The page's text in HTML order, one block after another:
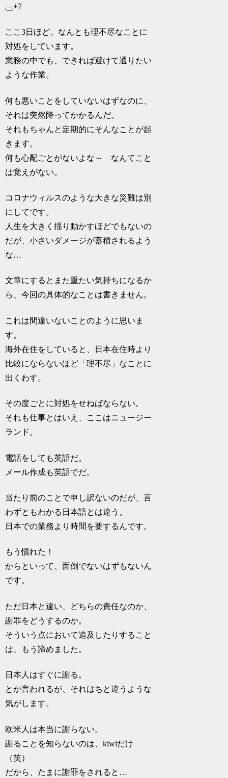
+7
ここ3日ほど、なんとも理不尽なことに
対処をしています。
業務の中でも、できれば避けて通りたい
ような作業。
何も悪いことをしていないはずなのに、
それは突然降ってかかるんだ。
それもちゃんと定期的にそんなことが起
きます。
何も心配ごとがないよな～ なんてこと
は覚えがない。
コロナウィルスのような大きな災難は別
にしてです。
人生を大きく揺り動かすほどでもないの
だが、小さいダメージが蓄積されるよう
な…
文章にするとまた重たい気持ちになるか
ら、今回の具体的なことは書きません。
これは間違いないことのように思いま
す。
海外在住をしていると、日本在住時より
比較にならないほど「理不尽」なことに
出くわす。
その度ごとに対処をせねばならない。
それも仕事とはいえ、ここはニュージー
ランド。
電話をしても英語だ。
メール作成も英語でだ。
当たり前のことで申し訳ないのだが、言
わずともわかる日本語とは違う。
日本での業務より時間を要するんです。
もう慣れた！
からといって、面倒でないはずもないん
です。
ただ日本と違い、どちらの責任なのか、
謝罪をどうするのか。
そういう点において追及したりすること
は、もう諦めました。
日本人はすぐに謝る。
とか言われるが、それはちと違うような
気がします。
欧米人は本当に謝らない。
謝ることを知らないのは、kiwiだけ
（笑）
だから、たまに謝罪をされると…